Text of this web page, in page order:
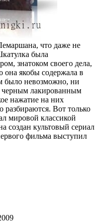
что даже не
была
знатоком своего дела,
она якобы содержала в
было невозможно, ни
черным лакированным
нажатие на них
разбираются. Вот только
мировой классикой
создан культовый сериал
фильма выступил